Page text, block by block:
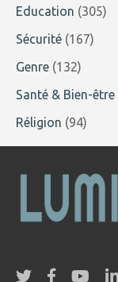
Education (305)
Sécurité (167)
Genre (132)
Santé & Bien-être
Réligion (94)